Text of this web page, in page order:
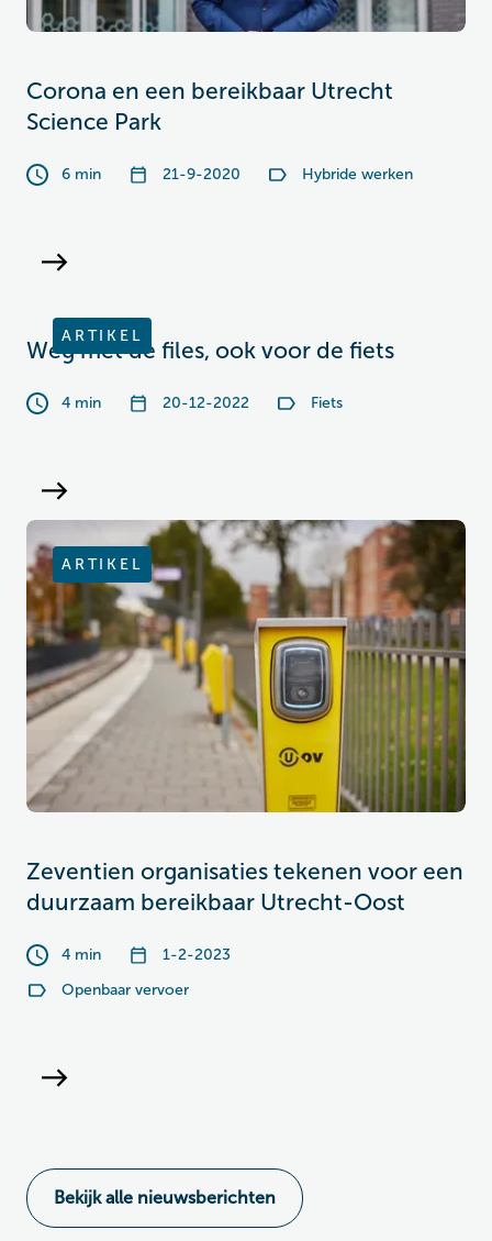
Corona en een bereikbaar Utrecht
Science Park
6 min 21-9-2020 Hybride werken
ARTIKEL
Weg met de files, ook voor de fiets
4 min 20-12-2022 Fiets
ARTIKEL
Zeventien organisaties tekenen voor een
duurzaam bereikbaar Utrecht-Oost
4 min
1-2-2023
Openbaar vervoer
Bekijk alle nieuwsberichten